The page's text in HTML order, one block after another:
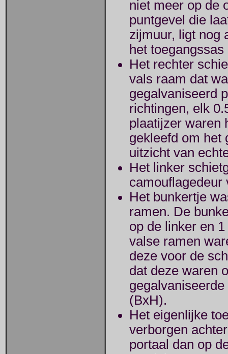
niet meer op de
puntgevel die
zijmuur, ligt nog
het toegangssas
Het rechter
vals raam dat
gegalvaniseerd
richtingen, elk
plaatijzer waren
gekleefd om het
uitzicht van
Het linker
camouflagedeur
Het bunkertje
ramen. De
op de linker en
valse ramen
deze voor de
dat deze waren
(BxH).
Het eigenlijke
verborgen
portaal dan op